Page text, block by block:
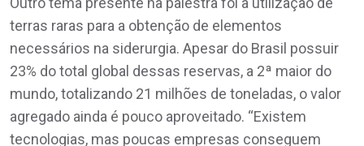
terras raras para a obtenção de elementos
necessários na siderurgia. Apesar do Brasil possuir
23% do total global dessas reservas, a 2ª maior do
mundo, totalizando 21 milhões de toneladas, o valor
agregado ainda é pouco aproveitado. “Existem
tecnologias, mas poucas empresas conseguem